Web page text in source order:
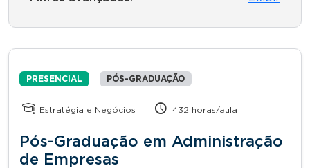
PRESENCIAL PÓS-GRADUAÇÃO
Estratégia e Negócios 432 horas/aula
Pós-Graduação em Administração
de Empresas